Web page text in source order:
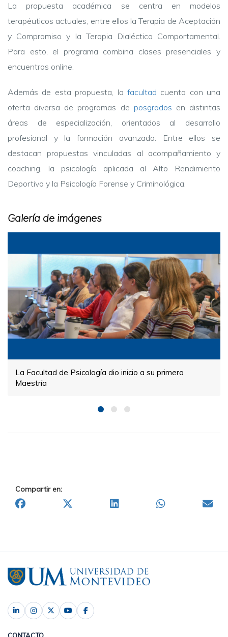
La propuesta académica se centra en modelos
terapéuticos actuales, entre ellos la Terapia de Aceptación
y Compromiso y la Terapia Dialéctico Comportamental.
Para esto, el programa combina clases presenciales y
encuentros online.
Además de esta propuesta, la facultad cuenta con una
oferta diversa de programas de posgrados en distintas
áreas de especialización, orientados al desarrollo
profesional y la formación avanzada. Entre ellos se
destacan propuestas vinculadas al acompañamiento y
coaching, la psicología aplicada al Alto Rendimiento
Deportivo y la Psicología Forense y Criminológica.
Galería de imágenes
La Facultad de Psicología dio inicio a su primera
Maestría
Compartir en: